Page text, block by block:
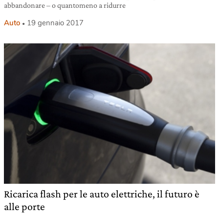
abbandonare – o quantomeno a ridurre
Auto 19 gennaio 2017
Ricarica flash per le auto elettriche, il futuro è
alle porte